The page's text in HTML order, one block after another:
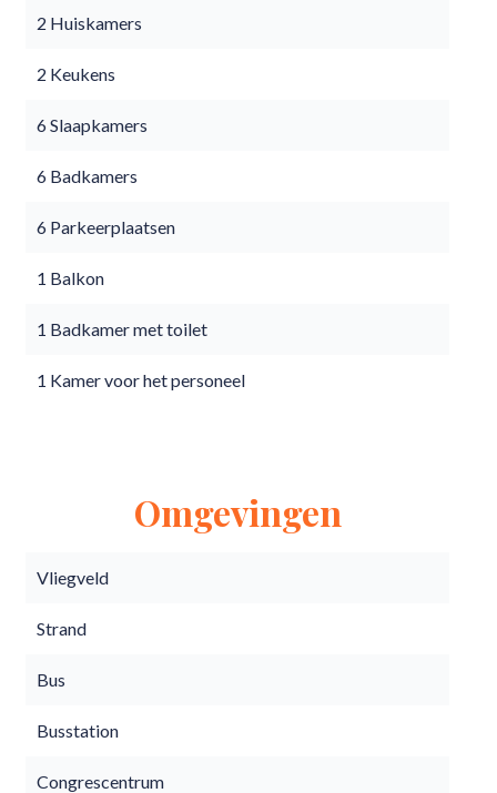
2 Huiskamers
2 Keukens
6 Slaapkamers
6 Badkamers
6 Parkeerplaatsen
1 Balkon
1 Badkamer met toilet
1 Kamer voor het personeel
Omgevingen
Vliegveld
Strand
Bus
Busstation
Congrescentrum